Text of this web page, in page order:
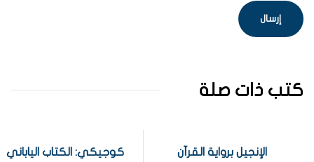
كتب ذات صلة
الإنجيل برواية القرآن
كوجيكي: الكتاب الياباني